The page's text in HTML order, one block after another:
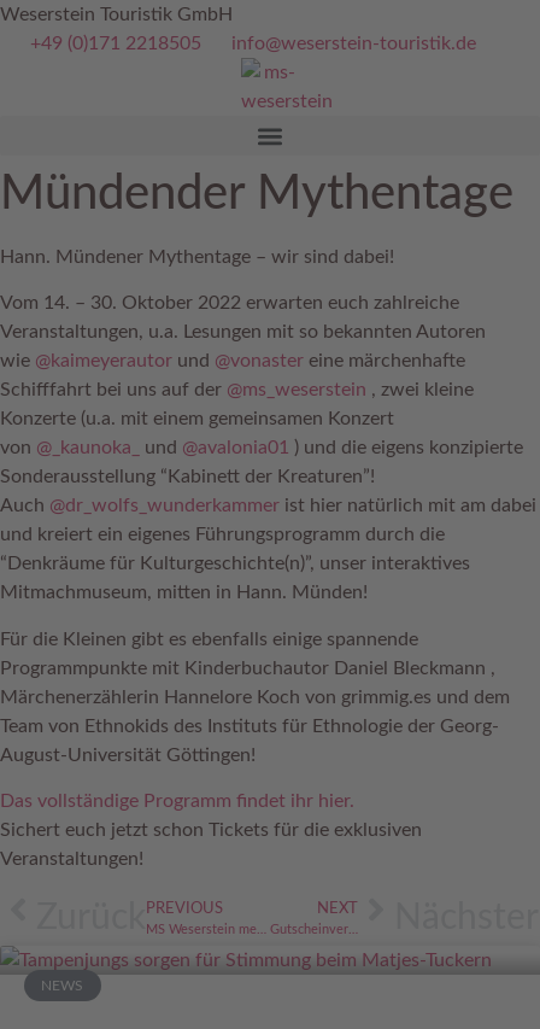
Zum
Inhalt
Weserstein Touristik GmbH
+49 (0)171 2218505
info@weserstein-touristik.de
Mündender Mythentage
Hann. Mündener Mythentage – wir sind dabei!
Vom 14. – 30. Oktober 2022 erwarten euch zahlreiche
Veranstaltungen, u.a. Lesungen mit so bekannten Autoren
wie @kaimeyerautor und @vonaster eine märchenhafte
Schifffahrt bei uns auf der @ms_weserstein , zwei kleine
Konzerte (u.a. mit einem gemeinsamen Konzert
von @_kaunoka_ und @avalonia01 ) und die eigens konzipierte
Sonderausstellung “Kabinett der Kreaturen”!
Auch @dr_wolfs_wunderkammer ist hier natürlich mit am dabei
und kreiert ein eigenes Führungsprogramm durch die
“Denkräume für Kulturgeschichte(n)”, unser interaktives
Mitmachmuseum, mitten in Hann. Münden!
Für die Kleinen gibt es ebenfalls einige spannende
Programmpunkte mit Kinderbuchautor Daniel Bleckmann ,
Märchenerzählerin Hannelore Koch von grimmig.es und dem
Team von Ethnokids des Instituts für Ethnologie der Georg-
August-Universität Göttingen!
Das vollständige Programm findet ihr hier.
Sichert euch jetzt schon Tickets für die exklusiven
Veranstaltungen!
PREVIOUS NEXT
Gutscheinverkauf in der Vorweihnachtszeit
NEWS